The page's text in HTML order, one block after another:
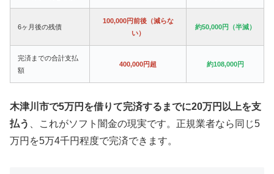
6ヶ月後の残債
100,000円前後（減らな
い）
約50,000円（半減）
完済までの合計支払
額
400,000円超 約108,000円
木津川市で5万円を借りて完済するまでに20万円以上を支
払う
、これがソフト闇金の現実です。正規業者なら同じ5
万円を5万4千円程度で完済できます。